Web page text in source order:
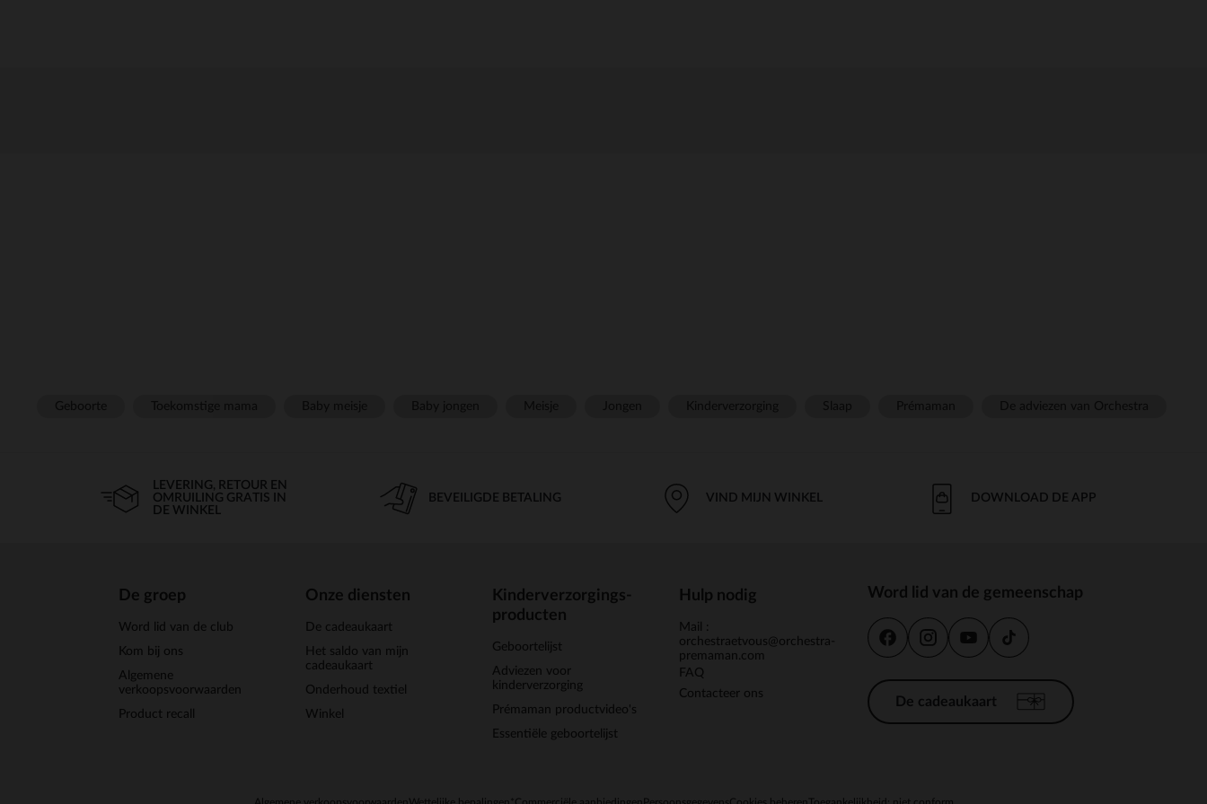
LEVERING, RETOUR EN
OMRUILING GRATIS IN
DE WINKEL
BEVEILIGDE BETALING VIND MIJN WINKEL DOWNLOAD DE APP
De groep
Word lid van de club
Kom bij ons
Algemene
verkoopsvoorwaarden
Product recall
Onze diensten
De cadeaukaart
Het saldo van mijn
cadeaukaart
Onderhoud textiel
Winkel
Kinderverzorgings-
producten
Geboortelijst
Adviezen voor
kinderverzorging
Prémaman productvideo's
Essentiële geboortelijst
Hulp nodig
Mail :
orchestraetvous@orchestra-
premaman.com
FAQ
Contacteer ons
Word lid van de gemeenschap
De cadeaukaart